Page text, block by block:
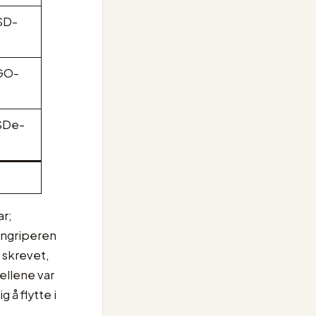
skrevet,
var
å flytte i